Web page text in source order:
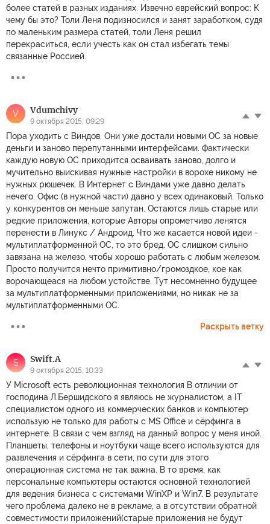
более статей в разных изданиях. Извечно еврейский вопрос: К
чему бы это? Толи Леня подизносился и занят заработком, судя
по маленьким размера статей, толи Леня решил
перекраситься, если учесть как он стал избегать темы
связанные Россией.
V Vdumchivy
9 октября 2015, 09:29
Пора уходить с Виндов. Они уже достали новыми ОС за новые
деньги и заново перепутанными интерфейсами. Фактически
каждую новую ОС приходится осваивать заново, долго и
мучительно выискивая нужные настройки в ворохе никому не
нужных рюшечек. В Интернет с Виндами уже давно делать
нечего. Офис (в нужной части) давно у всех одинаковый. Только
у конкурентов он меньше запутан. Остаются лишь старые или
редкие приложения, которые Авторы опрометчиво ленятся
перенести в Линукс / Андроид. Что же касается новой идеи -
мультиплатформенной ОС, то это бред. ОС слишком сильно
завязана на железо, чтобы хорошо работать с любым железом.
Просто получится нечто примитивно/громоздкое, кое как
ворочающеася на любом устойстве. Тут несомненно будущее
за мультиплатформенными приложениями, но никак не за
мультиплатформенными ОС.
Раскрыть ветку
S Swift.A
9 октября 2015, 10:33
У Microsoft есть революционная технология В отличии от
господина Л.Бершидского я являюсь не журналистом, а IT
специалистом одного из коммерческих банков и компьютер
использую не только для работы с MS Office и сёрфинга в
интернете. В связи с чем взгляд на данный вопрос у меня иной.
Планшеты, телефоны и ноутбуки чаще всего используются для
развлечения и сёрфинга в сети, по сути для этого
операционная система не так важна. В то время, как
персональные компьютеры остаются основной технологией
для ведения бизнеса с системами WinXP и Win7. В результате
чего проблема далеко не в рекламе, а в отсутствии обратной
совместимости приложений(старые приложения не будут